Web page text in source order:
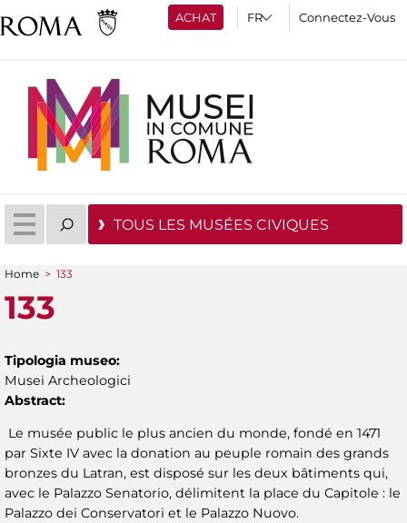
ACHAT Connectez-Vous
TOUS LES MUSÉES CIVIQUES
You are here
Home > 133
133
Tipologia museo:
Musei Archeologici
Abstract:
Le musée public le plus ancien du monde, fondé en 1471
par Sixte IV avec la donation au peuple romain des grands
bronzes du Latran, est disposé sur les deux bâtiments qui,
avec le Palazzo Senatorio, délimitent la place du Capitole : le
Palazzo dei Conservatori et le Palazzo Nuovo.